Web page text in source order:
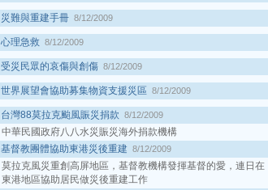
災難與重建手冊 8/12/2009
心理急救 8/12/2009
受災民眾的哀傷與創傷 8/12/2009
世界展望會協助募集物資支援災區 8/12/2009
台灣88莫拉克颱風賑災捐款 8/12/2009
中華民國政府八八水災賑災海外捐款機構
基督教團體協助東港災後重建 8/12/2009
莫拉克風災重創高屏地區，基督教機構發揮基督的愛，連日在
東港地區協助居民做災後重建工作